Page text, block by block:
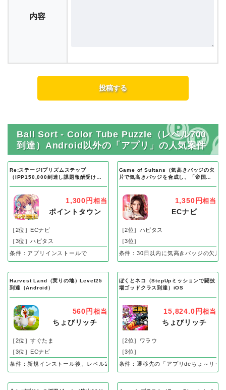
内容
Ball Sort - Color Tube Puzzle（レベル700
到達）Android以外の「アプリ」の人気案件
Re:ステージ!プリズムステップ
（IPP150,000到達し課題報酬受け取
1,300円 相当
ポイントタウン
［2位］ECナビ
［3位］ハピタス
条件：アプリインストールで
Game of Sultans（気高きバッジの欠
片で気高きバッジを合成し、「帝国五
1,350円相当
ECナビ
［2位］ハピタス
［3位］
条件：30日以内に気高きバッジの欠片
Harvest Land（実りの地）Level25
到達（Android）
560円 相当
ちょびリッチ
［2位］すぐたま
［3位］ECナビ
条件：新規インストール後、レベル25到達で成果
ぼくとネコ（StepUpミッションで闘技
場ゴッドクラス到達）iOS
15,824.0円相当
ちょびリッチ
［2位］ワラウ
［3位］
条件：遷移先の「アプリdeちょ～リッ